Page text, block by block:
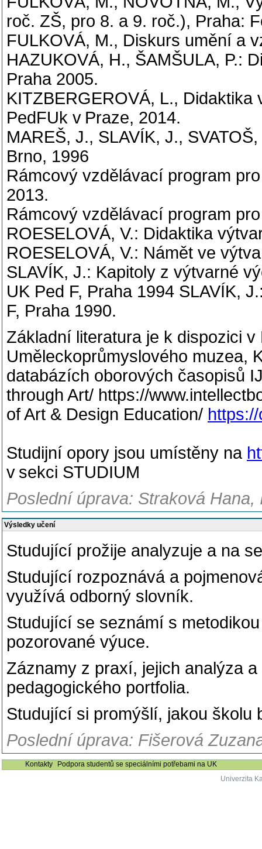
roč. ZŠ, pro 8. a 9. roč.), Praha:
FULKOVÁ, M., Diskurs umění a
HAZUKOVÁ, H., ŠAMŠULA, P.:
Praha 2005.
KITZBERGEROVÁ, L.,
PedFUk v Praze, 2014.
MAREŠ, J., SLAVÍK, J.,
Brno, 1996
Rámcový vzdělávací program
2013.
Rámcový vzdělávací program
ROESELOVÁ, V.: Didaktika
ROESELOVÁ, V.: Námět ve
SLAVÍK, J.: Kapitoly z výtvarné
UK Ped F, Praha 1994 SLAVÍK,
F, Praha 1990.
Základní literatura je k dispozici
Uměleckoprůmyslového muzea,
databázích oborových časopisů
through Art/ https://
of Art & Design Education/
Studijní opory jsou umístěny na
v sekci STUDIUM
Poslední úprava: Straková Hana,
Výsledky učení
Studující prožije analyzuje a na
Studující rozpoznává a
využívá odborný slovník.
Studující se seznámí s
pozorované výuce.
Záznamy z praxí, jejich analýza
pedagogického portfolia.
Studující si promýšlí, jakou školu
Poslední úprava: Fišerová
Kontakty
Podpora studentů se speciálními potřebami na UK
Univerzita